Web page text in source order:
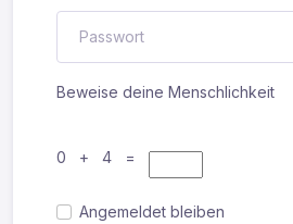
Beweise deine Menschlichkeit
0 + 4 =
Angemeldet bleiben